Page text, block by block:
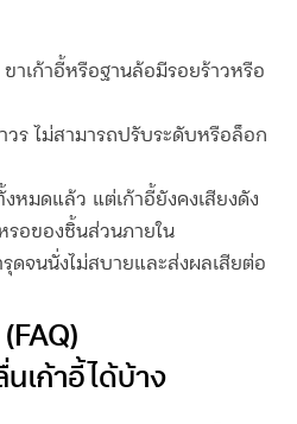
ขาเก้าอี้หรือฐานล้อมีรอยร้าวหรือ
วร ไม่สามารถปรับระดับหรือล็อก
หมดแล้ว แต่เก้าอี้ยังคงเสียงดัง
รอของชิ้นส่วนภายใน
ดจนนั่งไม่สบายและส่งผลเสียต่อ
นเก้าอี้ได้บ้าง